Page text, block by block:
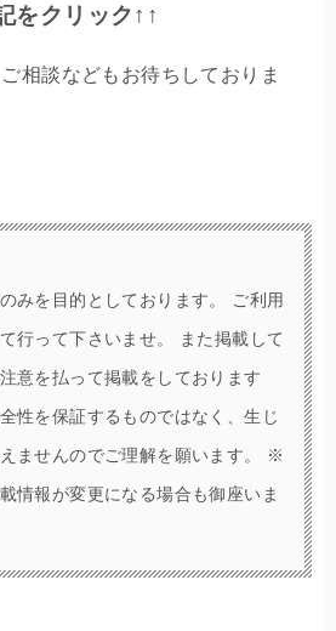
をクリック↑↑
相談などもお待ちしておりま
みを目的としております。 ご利用
行って下さいませ。 また掲載して
意を払って掲載をしております
性を保証するものではなく、生じ
ませんのでご理解を願います。 ※
情報が変更になる場合も御座いま